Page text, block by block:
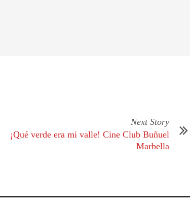
Next Story
¡Qué verde era mi valle! Cine Club Buñuel
Marbella